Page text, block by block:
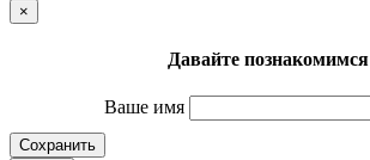
×
Давайте познакомимся
Ваше имя
Сохранить